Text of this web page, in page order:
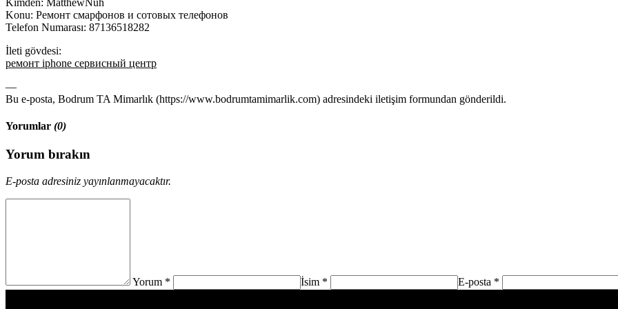
Konu: Ремонт смарфонов и сотовых телефонов
Telefon Numarası: 87136518282
İleti gövdesi:
ремонт iphone сервисный центр
—
Bu e-posta, Bodrum TA Mimarlık (https://www.bodrumtamimarlik.com) adresindeki iletişim formundan gönderildi.
Yorumlar (0)
Yorum bırakın
E-posta adresiniz yayınlanmayacaktır.
Yorum * İsim * E-posta *